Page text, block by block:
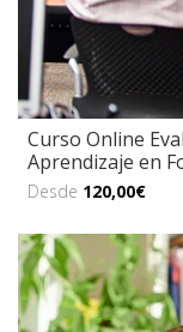
Curso Online
Aprendizaje en
Desde 120,00€